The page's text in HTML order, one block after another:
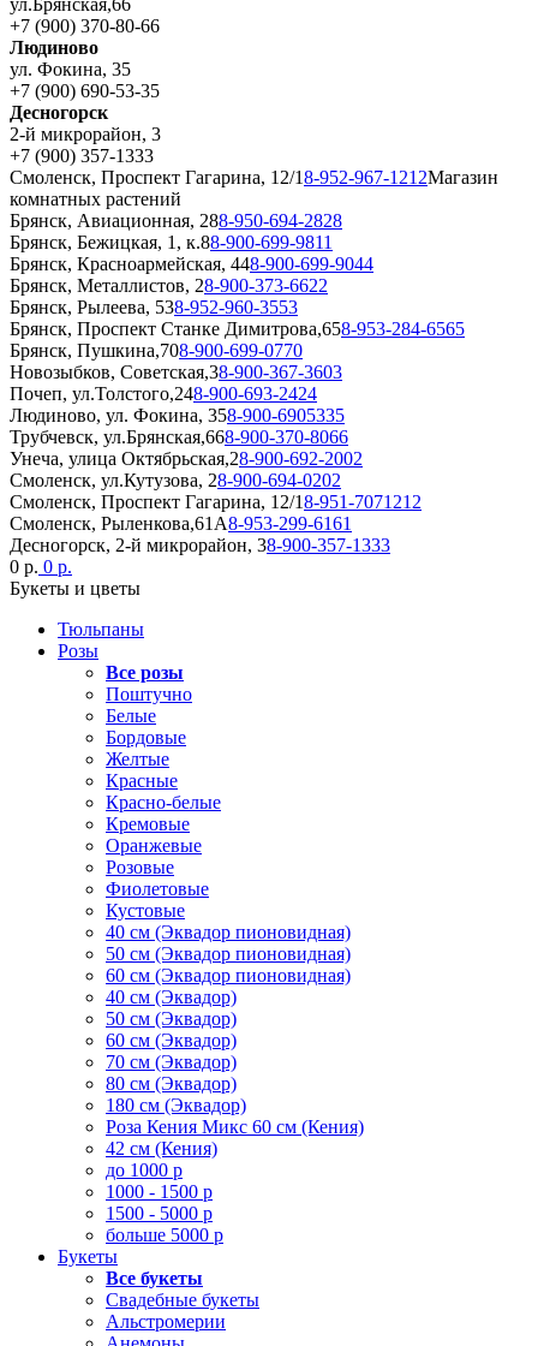
ул.Брянская,66
+7 (900) 370-80-66
Людиново
ул. Фокина, 35
+7 (900) 690-53-35
Десногорск
2-й микрорайон, 3
+7 (900) 357-1333
Смоленск, Проспект Гагарина, 12/18-952-967-1212Магазин
комнатных растений
Брянск, Авиационная, 288-950-694-2828
Брянск, Бежицкая, 1, к.88-900-699-9811
Брянск, Красноармейская, 448-900-699-9044
Брянск, Металлистов, 28-900-373-6622
Брянск, Рылеева, 538-952-960-3553
Брянск, Проспект Станке Димитрова,658-953-284-6565
Брянск, Пушкина,708-900-699-0770
Новозыбков, Советская,38-900-367-3603
Почеп, ул.Толстого,248-900-693-2424
Людиново, ул. Фокина, 358-900-6905335
Трубчевск, ул.Брянская,668-900-370-8066
Унеча, улица Октябрьская,28-900-692-2002
Смоленск, ул.Кутузова, 28-900-694-0202
Смоленск, Проспект Гагарина, 12/18-951-7071212
Смоленск, Рыленкова,61А8-953-299-6161
Десногорск, 2-й микрорайон, 38-900-357-1333
0 р. 0 р.
Букеты и цветы
Тюльпаны
Розы
Все розы
Поштучно
Белые
Бордовые
Желтые
Красные
Красно-белые
Кремовые
Оранжевые
Розовые
Фиолетовые
Кустовые
40 см (Эквадор пионовидная)
50 см (Эквадор пионовидная)
60 см (Эквадор пионовидная)
40 см (Эквадор)
50 см (Эквадор)
60 см (Эквадор)
70 см (Эквадор)
80 см (Эквадор)
180 см (Эквадор)
Роза Кения Микс 60 см (Кения)
42 см (Кения)
до 1000 р
1000 - 1500 р
1500 - 5000 р
больше 5000 р
Букеты
Все букеты
Свадебные букеты
Альстромерии